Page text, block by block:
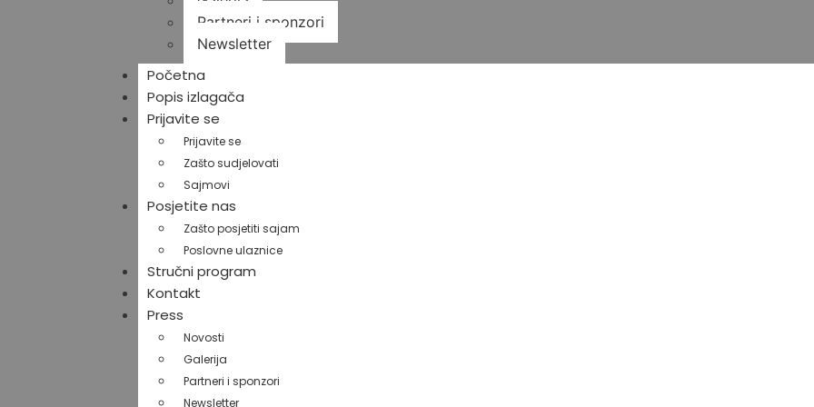
Partneri i sponzori
Newsletter
Početna
Popis izlagača
Prijavite se
Prijavite se
Zašto sudjelovati
Sajmovi
Posjetite nas
Zašto posjetiti sajam
Poslovne ulaznice
Stručni program
Kontakt
Press
Novosti
Galerija
Partneri i sponzori
Newsletter